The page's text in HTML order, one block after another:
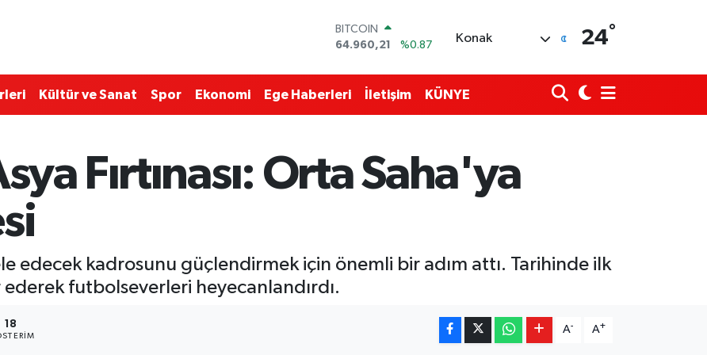
BITCOIN
64.960,21
%0.87
EURO
%0.32
6660.55
%0.03
BİST100
Konak 24°
Kültür ve Sanat Spor Ekonomi Ege Haberleri İletişim KÜNYE
Fırtınası: Orta Saha'ya
edecek kadrosunu güçlendirmek için önemli bir adım attı. Tarihinde ilk
futbolseverleri heyecanlandırdı.
18 A- A+